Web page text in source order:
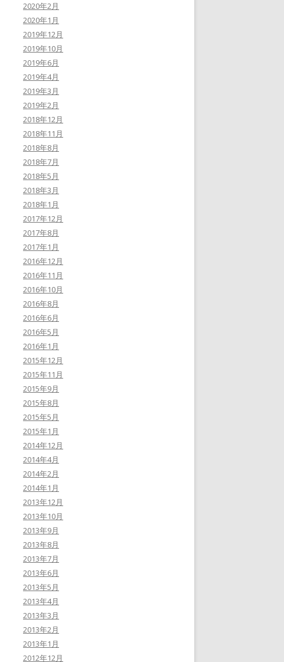
2020年2月
2020年1月
2019年12月
2019年10月
2019年6月
2019年4月
2019年3月
2019年2月
2018年12月
2018年11月
2018年8月
2018年7月
2018年5月
2018年3月
2018年1月
2017年12月
2017年8月
2017年1月
2016年12月
2016年11月
2016年10月
2016年8月
2016年6月
2016年5月
2016年1月
2015年12月
2015年11月
2015年9月
2015年8月
2015年5月
2015年1月
2014年12月
2014年4月
2014年2月
2014年1月
2013年12月
2013年10月
2013年9月
2013年8月
2013年7月
2013年6月
2013年5月
2013年4月
2013年3月
2013年2月
2013年1月
2012年12月